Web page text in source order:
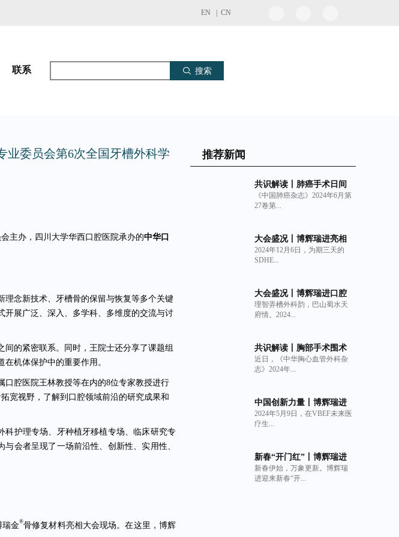
CN
EN |
联系 搜索
业委员会第6次全国牙槽外科学
主办，四川大学华西口腔医院承办的中华口
理念新技术、牙槽骨的保留与恢复等多个关键
开展广泛、深入、多学科、多维度的交流与讨
的紧密联系。同时，王院士还分享了课题组
机体保护中的重要作用。
腔医院王林教授等在内的8位专家教授进行
宽视野，了解到口腔领域前沿的研究成果和
科护理专场、牙种植牙移植专场、临床研究专
会者呈现了一场前沿性、创新性、实用性、
瑞金®骨修复材料亮相大会现场。在这里，博辉
推荐新闻
共识解读丨肺癌手术日间
化管理中国专家共识
（2024年版）与非交联猪
外基质材料生物补片的临
床获益
《中国肺癌杂志》2024年6月第
27卷第...
大会盛况丨博辉瑞进亮相
2024深圳亚太口腔展
2024年12月6日，为期三天的
SDHE...
大会盛况丨博辉瑞进口腔
系列产品亮相中华口腔医
学会牙及牙槽外科专业委
术年会
理智弄槽外科韵，巴山蜀水天
府情。2024...
共识解读丨胸部手术围术
期持续性肺漏气管理策略
专家共识与非交联猪小肠
质材料生物补片的临床获
益
近日，《中华胸心血管外科杂
志》2024年...
中国创新力量丨博辉瑞进
荣登2024 VBEF“医疗健康
产业创新力产品榜”
2024年5月9日，在VBEF未来医
疗生...
新春“开门红”丨博辉瑞进
可吸收口腔生物膜Oral
Matrix获美国FDA 510(k)
新春伊始，万象更新。博辉瑞
进迎来新春“开...